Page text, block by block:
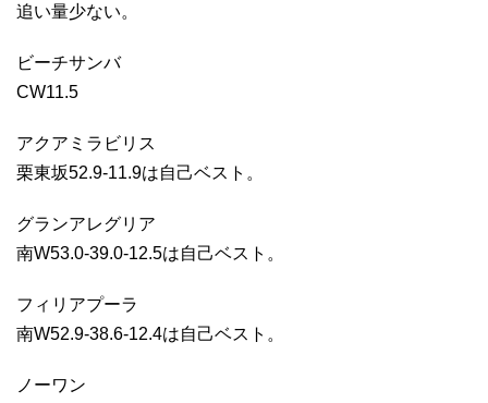
追い量少ない。
ビーチサンバ
CW11.5
アクアミラビリス
栗東坂52.9-11.9は自己ベスト。
グランアレグリア
南W53.0-39.0-12.5は自己ベスト。
フィリアプーラ
南W52.9-38.6-12.4は自己ベスト。
ノーワン